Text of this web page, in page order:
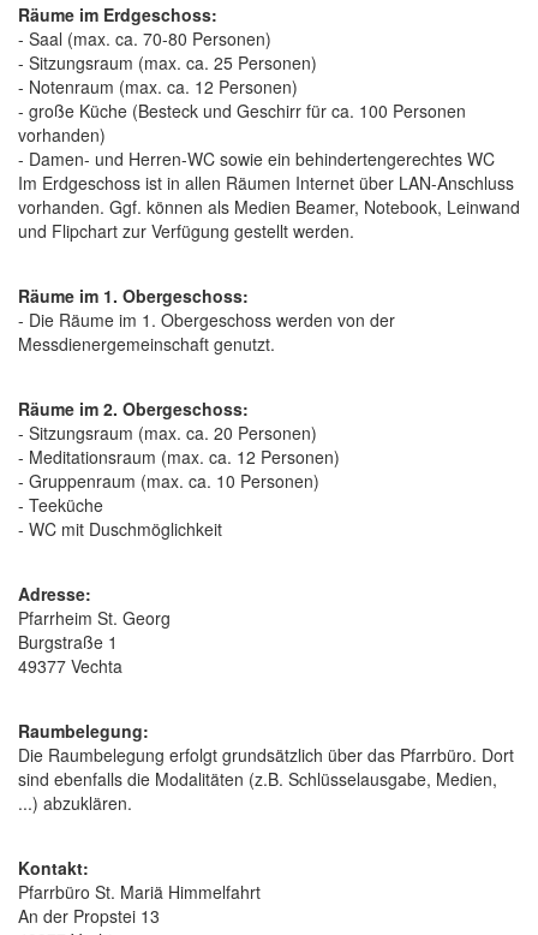
Räume im Erdgeschoss:
- Saal (max. ca. 70-80 Personen)
- Sitzungsraum (max. ca. 25 Personen)
- Notenraum (max. ca. 12 Personen)
- große Küche (Besteck und Geschirr für ca. 100 Personen
vorhanden)
- Damen- und Herren-WC sowie ein behindertengerechtes WC
Im Erdgeschoss ist in allen Räumen Internet über LAN-Anschluss
vorhanden. Ggf. können als Medien Beamer, Notebook, Leinwand
und Flipchart zur Verfügung gestellt werden.
Räume im 1. Obergeschoss:
- Die Räume im 1. Obergeschoss werden von der
Messdienergemeinschaft genutzt.
Räume im 2. Obergeschoss:
- Sitzungsraum (max. ca. 20 Personen)
- Meditationsraum (max. ca. 12 Personen)
- Gruppenraum (max. ca. 10 Personen)
- Teeküche
- WC mit Duschmöglichkeit
Adresse:
Pfarrheim St. Georg
Burgstraße 1
49377 Vechta
Raumbelegung:
Die Raumbelegung erfolgt grundsätzlich über das Pfarrbüro. Dort
sind ebenfalls die Modalitäten (z.B. Schlüsselausgabe, Medien,
...) abzuklären.
Kontakt:
Pfarrbüro St. Mariä Himmelfahrt
An der Propstei 13